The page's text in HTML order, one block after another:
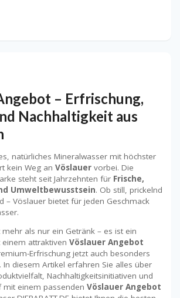
– Erfrischung,
Nachhaltigkeit aus
natürliches Mineralwasser mit höchster
kein Weg an Vöslauer vorbei. Die
steht seit Jahrzehnten für Frische,
Umweltbewusstsein. Ob still, prickelnd
– Vöslauer bietet für jeden Geschmack
als nur ein Getränk – es ist ein
attraktiven Vöslauer Angebot
Erfrischung jetzt auch besonders
In diesem Artikel erfahren Sie alles über
Nachhaltigkeitsinitiativen und
mit einem passenden Vöslauer Angebot